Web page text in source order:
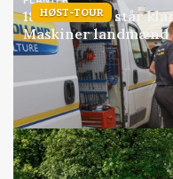
HØST-TOUR
18 montører står
Maskiner landmænd